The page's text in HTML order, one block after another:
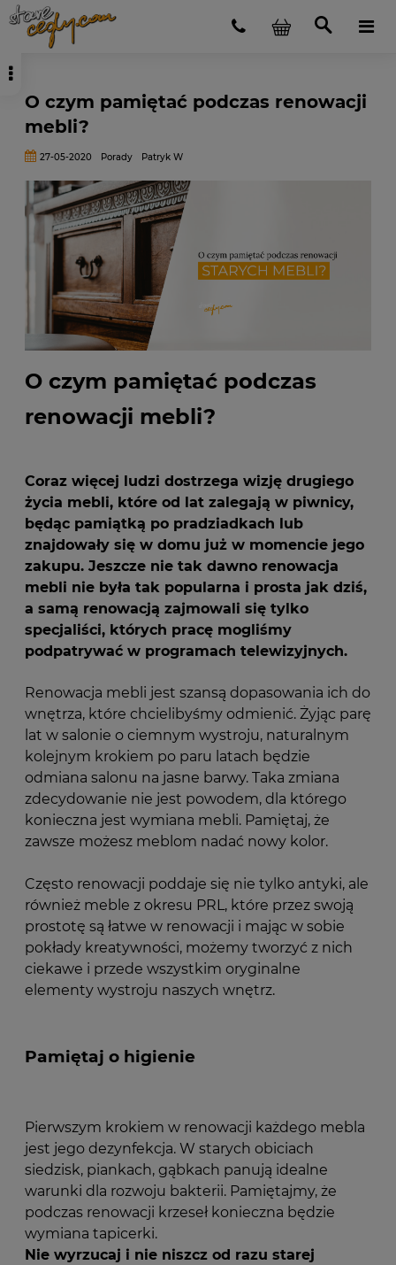
O czym pamiętać podczas renowacji
mebli?
27-05-2020 Porady Patryk W
O czym pamiętać podczas
renowacji mebli?
Coraz więcej ludzi dostrzega wizję drugiego
życia mebli, które od lat zalegają w piwnicy,
będąc pamiątką po pradziadkach lub
znajdowały się w domu już w momencie jego
zakupu. Jeszcze nie tak dawno renowacja
mebli nie była tak popularna i prosta jak dziś,
a samą renowacją zajmowali się tylko
specjaliści, których pracę mogliśmy
podpatrywać w programach telewizyjnych.
Renowacja mebli jest szansą dopasowania ich do
wnętrza, które chcielibyśmy odmienić. Żyjąc parę
lat w salonie o ciemnym wystroju, naturalnym
kolejnym krokiem po paru latach będzie
odmiana salonu na jasne barwy. Taka zmiana
zdecydowanie nie jest powodem, dla którego
konieczna jest wymiana mebli. Pamiętaj, że
zawsze możesz meblom nadać nowy kolor.
Często renowacji poddaje się nie tylko antyki, ale
również meble z okresu PRL, które przez swoją
prostotę są łatwe w renowacji i mając w sobie
pokłady kreatywności, możemy tworzyć z nich
ciekawe i przede wszystkim oryginalne
elementy wystroju naszych wnętrz.
Pamiętaj o higienie
Pierwszym krokiem w renowacji każdego mebla
jest jego dezynfekcja. W starych obiciach
siedzisk, piankach, gąbkach panują idealne
warunki dla rozwoju bakterii. Pamiętajmy, że
podczas renowacji krzeseł konieczna będzie
wymiana tapicerki.
Nie wyrzucaj i nie niszcz od razu starej